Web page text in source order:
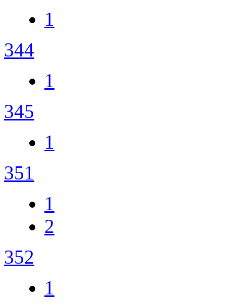
1
344
1
345
1
351
1
2
352
1